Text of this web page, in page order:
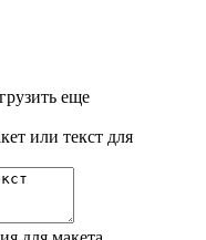
еще
или текст для